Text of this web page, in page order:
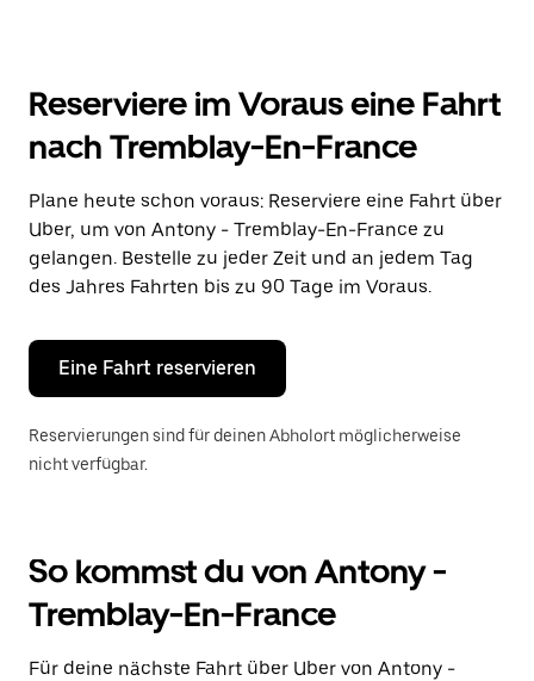
Kalender
interagieren
ein
Datum
auszuwählen.
Drücke
die
Escape-
um
den
Kalender
schließen.
Reserviere im Voraus eine Fahrt
nach Tremblay-En-France
Plane heute schon voraus: Reserviere eine Fahrt über
Uber, um von Antony - Tremblay-En-France zu
gelangen. Bestelle zu jeder Zeit und an jedem Tag
des Jahres Fahrten bis zu 90 Tage im Voraus.
Eine Fahrt reservieren
Reservierungen sind für deinen Abholort möglicherweise
nicht verfügbar.
So kommst du von Antony -
Tremblay-En-France
Für deine nächste Fahrt über Uber von Antony -